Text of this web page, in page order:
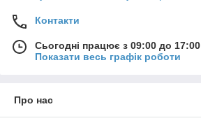
Контакти
Сьогодні працює з 09:00 до 17:00
Показати весь графік роботи
Про нас